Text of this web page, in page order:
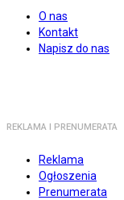
O nas
Kontakt
Napisz do nas
REKLAMA I PRENUMERATA
Reklama
Ogłoszenia
Prenumerata